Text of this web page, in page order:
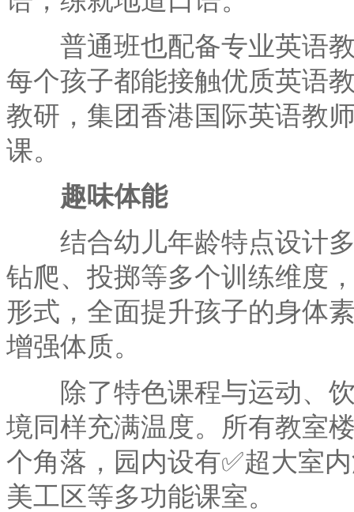
普通班也配备专业英语教
每个孩子都能接触优质英语
教研，集团香港国际英语教
课。
趣味体能
结合幼儿年龄特点设计多
钻爬、投掷等多个训练维度
形式，全面提升孩子的身体
增强体质。
除了特色课程与运动、饮
境同样充满温度。所有教室
个角落，园内设有✅超大室
美工区等多功能课室。